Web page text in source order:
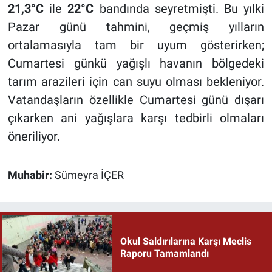
21,3°Cile22°C bandında seyretmişti. Bu yılki
Pazar günü tahmini, geçmiş yılların
ortalamasıyla tam bir uyum gösterirken;
Cumartesi günkü yağışlı havanın bölgedeki
tarım arazileri için can suyu olması bekleniyor.
Vatandaşların özellikle Cumartesi günü dışarı
çıkarken ani yağışlara karşı tedbirli olmaları
öneriliyor.
Muhabir: Sümeyra İÇER
Okul Saldırılarına Karşı Meclis
Raporu Tamamlandı